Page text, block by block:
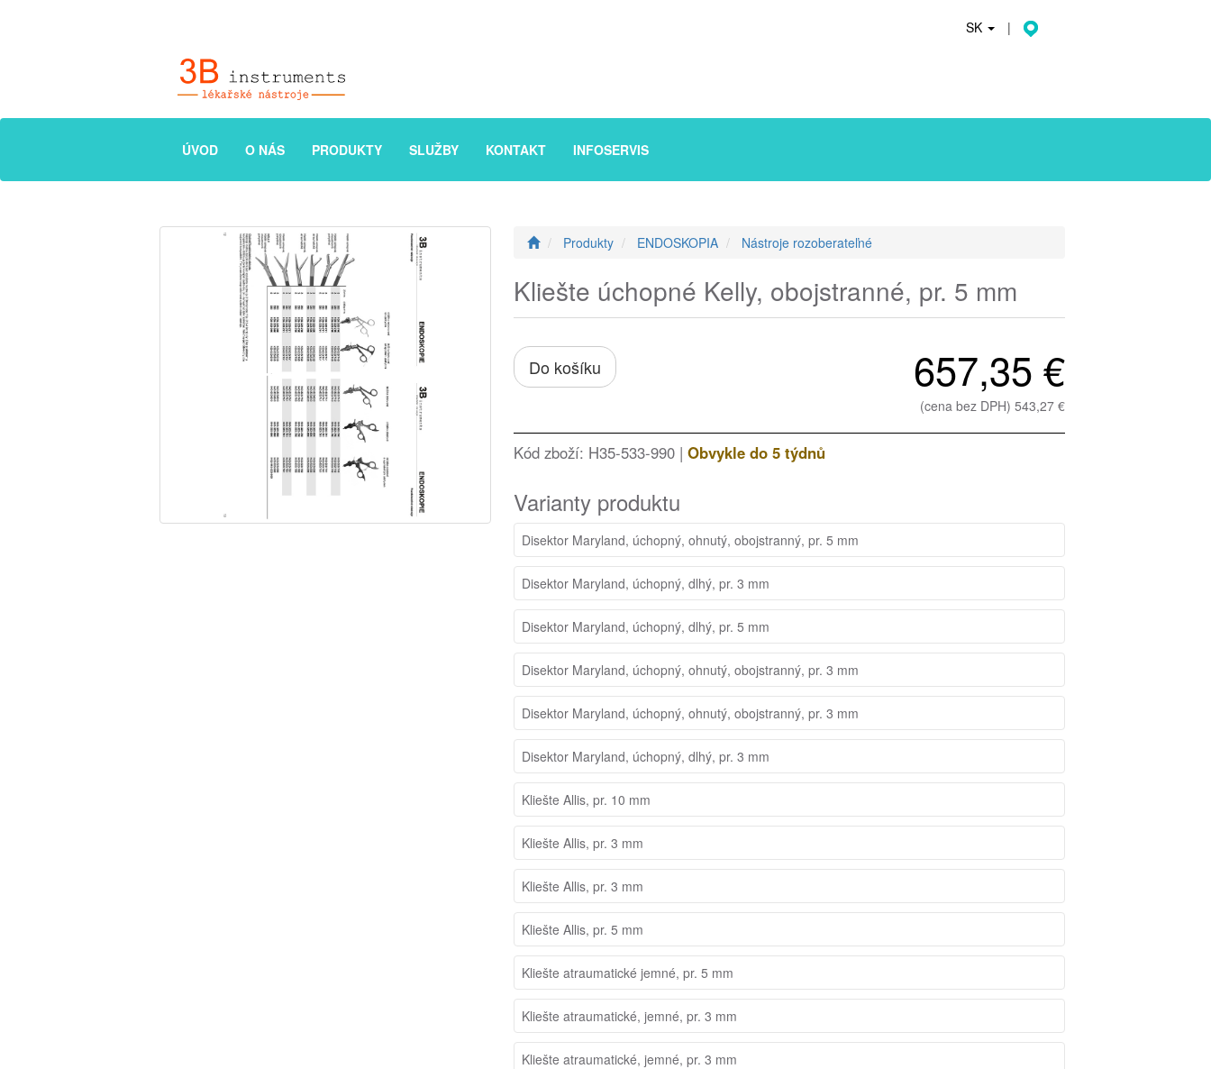
SK |
ÚVOD O NÁS PRODUKTY SLUŽBY KONTAKT INFOSERVIS
Produkty ENDOSKOPIA Nástroje rozoberateľné
Kliešte úchopné Kelly, obojstranné, pr. 5 mm
Do košíku 657,35 €
(cena bez DPH) 543,27 €
Kód zboží: H35-533-990 | Obvykle do 5 týdnů
Varianty produktu
Disektor Maryland, úchopný, ohnutý, obojstranný, pr. 5 mm
Disektor Maryland, úchopný, dlhý, pr. 3 mm
Disektor Maryland, úchopný, dlhý, pr. 5 mm
Disektor Maryland, úchopný, ohnutý, obojstranný, pr. 3 mm
Disektor Maryland, úchopný, ohnutý, obojstranný, pr. 3 mm
Disektor Maryland, úchopný, dlhý, pr. 3 mm
Kliešte Allis, pr. 10 mm
Kliešte Allis, pr. 3 mm
Kliešte Allis, pr. 3 mm
Kliešte Allis, pr. 5 mm
Kliešte atraumatické jemné, pr. 5 mm
Kliešte atraumatické, jemné, pr. 3 mm
Kliešte atraumatické, jemné, pr. 3 mm